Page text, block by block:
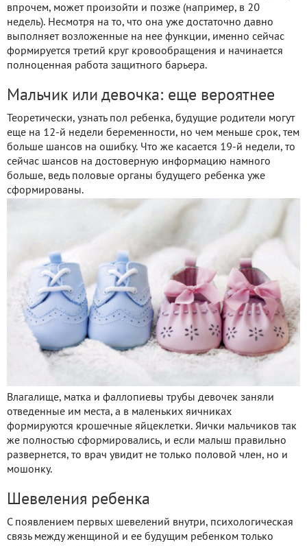
впрочем, может произойти и позже (например, в 20
недель). Несмотря на то, что она уже достаточно давно
выполняет возложенные на нее функции, именно сейчас
формируется третий круг кровообращения и начинается
полноценная работа защитного барьера.
Мальчик или девочка: еще вероятнее
Теоретически, узнать пол ребенка, будущие родители могут
еще на 12-й недели беременности, но чем меньше срок, тем
больше шансов на ошибку. Что же касается 19-й недели, то
сейчас шансов на достоверную информацию намного
больше, ведь половые органы будущего ребенка уже
сформированы.
Влагалище, матка и фаллопиевы трубы девочек заняли
отведенные им места, а в маленьких яичниках
формируются крошечные яйцеклетки. Яички мальчиков так
же полностью сформировались, и если малыш правильно
развернется, то врач увидит не только половой член, но и
мошонку.
Шевеления ребенка
С появлением первых шевелений внутри, психологическая
связь между женщиной и ее будущим ребенком только